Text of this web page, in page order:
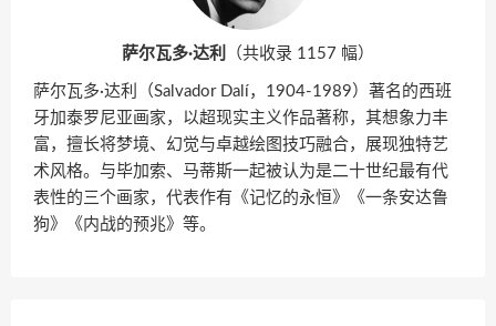
萨尔瓦多·达利 （共收录 1157 幅）
萨尔瓦多·达利（Salvador Dalí，1904-1989）著名的西班
牙加泰罗尼亚画家，以超现实主义作品著称，其想象力丰
富，擅长将梦境、幻觉与卓越绘图技巧融合，展现独特艺
术风格。与毕加索、马蒂斯一起被认为是二十世纪最有代
表性的三个画家，代表作有《记忆的永恒》《一条安达鲁
狗》《内战的预兆》等。